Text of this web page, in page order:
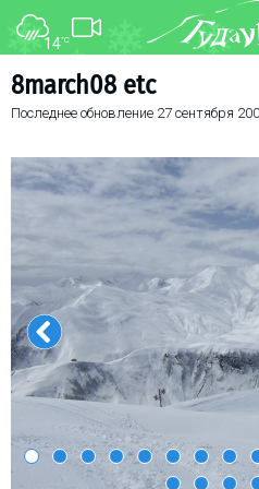
14°C
8march08 etc
Последнее обновление 27 сентября
ФОРУМ
О курорте
Схема трасс
Ски-пасс
Инструкторы
Ски-сервис
Дети в Гудаури
Развлечения
Календарь событий
Гудаури